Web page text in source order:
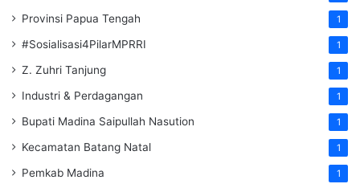
Provinsi Papua Tengah 1
#Sosialisasi4PilarMPRRI 1
Z. Zuhri Tanjung 1
Industri & Perdagangan 1
Bupati Madina Saipullah Nasution 1
Kecamatan Batang Natal 1
Pemkab Madina 1